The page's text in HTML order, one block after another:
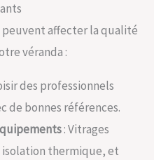
affecter la qualité
véranda :
des professionnels
de bonnes références.
: Vitrages
thermique, et